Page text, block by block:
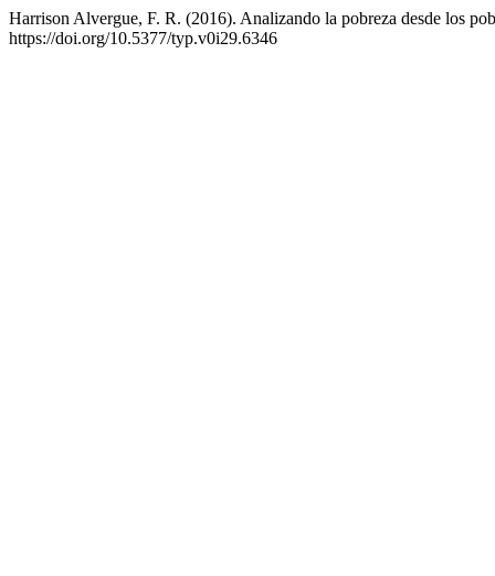
Harrison Alvergue, F. R. (2016). Analizando la pobreza desde los
https://doi.org/10.5377/typ.v0i29.6346